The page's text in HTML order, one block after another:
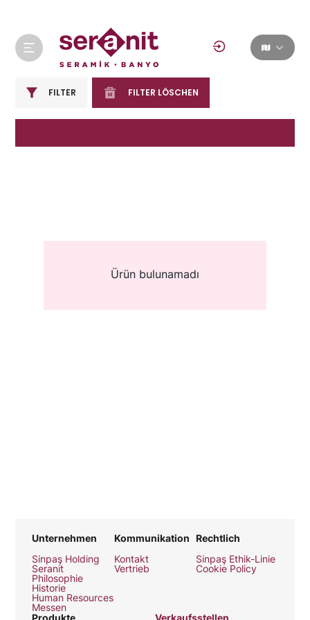
FILTER FILTER LÖSCHEN
Ürün bulunamadı
Unternehmen
Sinpaş Holding
Seranit
Philosophie
Historie
Human Resources
Messen
Kommunikation
Kontakt
Vertrieb
Rechtlich
Sinpaş Ethik-Linie
Cookie Policy
Produkte Verkaufsstellen